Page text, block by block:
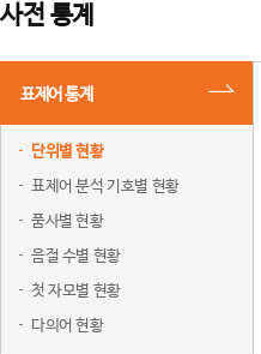
사전 통계
표제어 통계
단위별 현황
표제어 분석 기호별 현황
품사별 현황
음절 수별 현황
첫 자모별 현황
다의어 현황